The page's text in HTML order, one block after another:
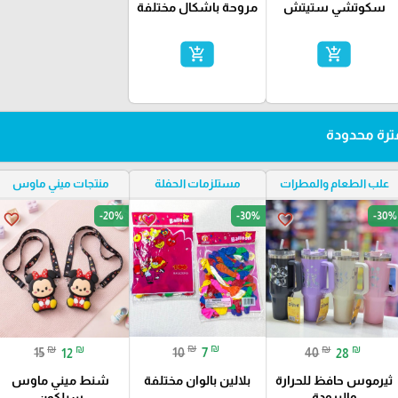
سكوتشي ستيتش
add_shopping_cart
مروحة باشكال مختلفة
add_shopping_cart
محدودة
علب الطعام والمطرات
favorite_border -30%
40 ₪ 28 ₪
ثيرموس حافظ للحرارة
مستلزمات الحفلة
favorite_border -30%
10 ₪ 7 ₪
بلالين بالوان مختلفة
منتجات ميني ماوس
favorite_border -20%
15 ₪ 12 ₪
شنط ميني ماوس